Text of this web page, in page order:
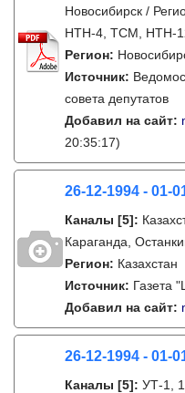
Новосибирск /
НТН-4, ТСМ, НТН-
Регион:
Источник:
совета депутатов
Добавил на сайт:
20:35:17)
26-12-1994 - 01-
Каналы [5]:
Караганда,
Регион: Казахстан
Источник: Газета
Добавил на сайт:
26-12-1994 - 01-
Каналы [5]: УТ-1,